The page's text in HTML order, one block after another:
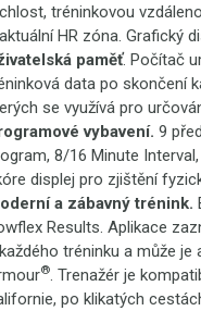
tréninkovou
HR zóna. Grafický
paměť. Počítač
data po skončení
se využívá pro
vybavení. 9
8/16 Minute
displej pro zjištění
a zábavný trénink.
Results. Aplikace
tréninku a může
®. Trenažér je
po klikatých